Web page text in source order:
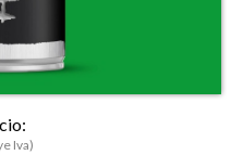
Iva)